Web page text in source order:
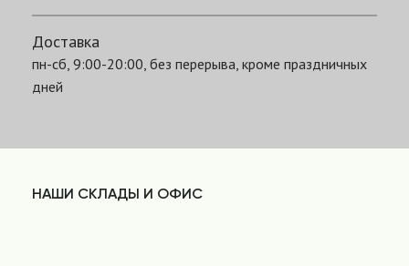
Доставка
пн-сб, 9:00-20:00, без перерыва, кроме праздничных
дней
НАШИ СКЛАДЫ И ОФИС